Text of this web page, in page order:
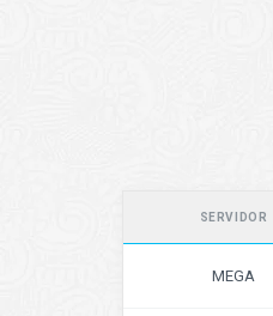
SERVIDOR
MEGA